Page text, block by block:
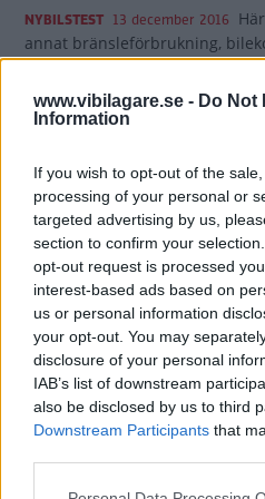
www.vibilagare.se - Do Not
Information
If you wish to opt-out of the
processing of your personal or
targeted advertising by us,
section to confirm your
opt-out request is processed
interest-based ads based on
us or personal information
your opt-out. You may
disclosure of your personal
IAB’s list of downstream
also be disclosed by us to third
Downstream Participants that
Please note that this website/
NYBILSTEST 13 december 2016
annat bränsleförbrukning,
barnsäkerhet, prestanda,
och utrustning för VW Passat,
Biltest: Audi A6,
(2011)
NYBILSTEST 23 juni 2011
inte längre Bayerns stolthet
Audi A6 kör ifrån BMW 5-
utmanande partier. Vem hade
11 kommentarer Gasa (8)
Biltest: BMW 530d